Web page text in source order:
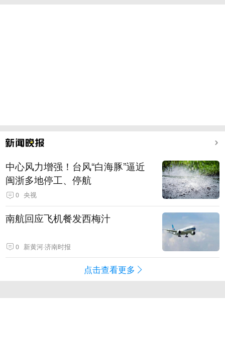
中心风力增强！台风“白海豚”逼近
闽浙多地停工、停航
0 央视
南航回应飞机餐发西梅汁
0 新黄河·济南时报
点击查看更多